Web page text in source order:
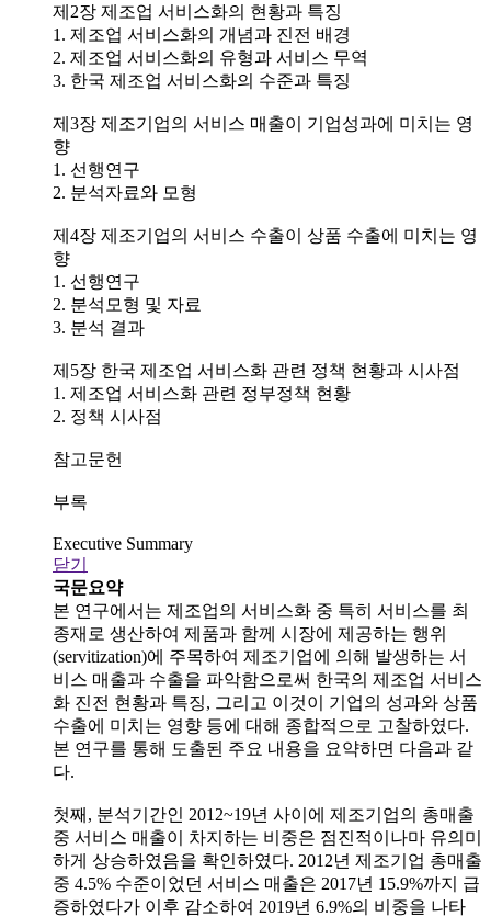
제2장 제조업 서비스화의 현황과 특징
1. 제조업 서비스화의 개념과 진전 배경
2. 제조업 서비스화의 유형과 서비스 무역
3. 한국 제조업 서비스화의 수준과 특징
제3장 제조기업의 서비스 매출이 기업성과에 미치는 영
향
1. 선행연구
2. 분석자료와 모형
제4장 제조기업의 서비스 수출이 상품 수출에 미치는 영
향
1. 선행연구
2. 분석모형 및 자료
3. 분석 결과
제5장 한국 제조업 서비스화 관련 정책 현황과 시사점
1. 제조업 서비스화 관련 정부정책 현황
2. 정책 시사점
참고문헌
부록
Executive Summary
닫기
국문요약
본 연구에서는 제조업의 서비스화 중 특히 서비스를 최
종재로 생산하여 제품과 함께 시장에 제공하는 행위
(servitization)에 주목하여 제조기업에 의해 발생하는 서
비스 매출과 수출을 파악함으로써 한국의 제조업 서비스
화 진전 현황과 특징, 그리고 이것이 기업의 성과와 상품
수출에 미치는 영향 등에 대해 종합적으로 고찰하였다.
본 연구를 통해 도출된 주요 내용을 요약하면 다음과 같
다.
첫째, 분석기간인 2012~19년 사이에 제조기업의 총매출
중 서비스 매출이 차지하는 비중은 점진적이나마 유의미
하게 상승하였음을 확인하였다. 2012년 제조기업 총매출
중 4.5% 수준이었던 서비스 매출은 2017년 15.9%까지 급
증하였다가 이후 감소하여 2019년 6.9%의 비중을 나타